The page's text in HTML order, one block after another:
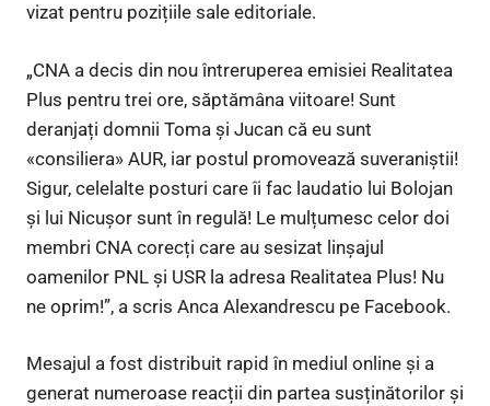
vizat pentru pozițiile sale editoriale.
„CNA a decis din nou întreruperea emisiei Realitatea
Plus pentru trei ore, săptămâna viitoare! Sunt
deranjați domnii Toma și Jucan că eu sunt
«consiliera» AUR, iar postul promovează suveraniștii!
Sigur, celelalte posturi care îi fac laudatio lui Bolojan
și lui Nicușor sunt în regulă! Le mulțumesc celor doi
membri CNA corecți care au sesizat linșajul
oamenilor PNL și USR la adresa Realitatea Plus! Nu
ne oprim!”, a scris Anca Alexandrescu pe Facebook.
Mesajul a fost distribuit rapid în mediul online și a
generat numeroase reacții din partea susținătorilor și